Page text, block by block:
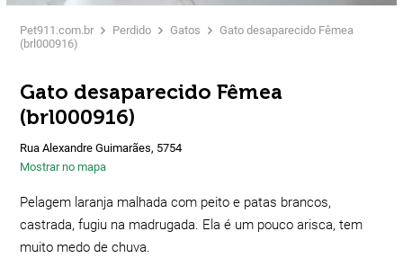
Pet911.com.br Perdido Gatos
Gato desaparecido Fêmea
(brl000916)
Gato desaparecido Fêmea
(brl000916)
Rua Alexandre Guimarães, 5754
Mostrar no mapa
Pelagem laranja malhada com peito e patas brancos,
castrada, fugiu na madrugada. Ela é um pouco arisca, tem
muito medo de chuva.